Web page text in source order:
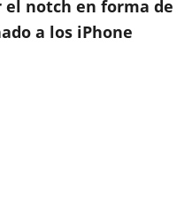
notch en forma de
a los iPhone